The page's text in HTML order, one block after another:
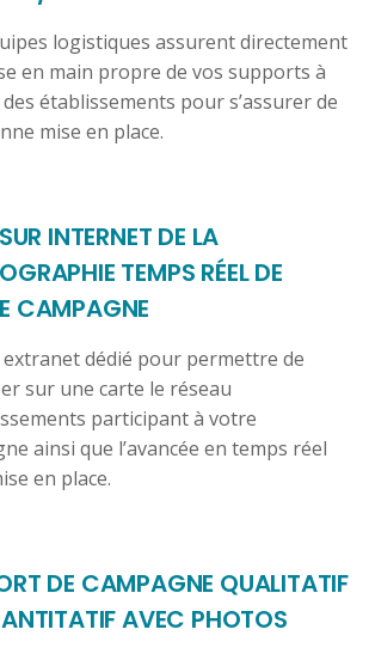
logistiques assurent directement
en main propre de vos supports à
établissements pour s’assurer de
mise en place.
INTERNET DE LA
TEMPS RÉEL DE
CAMPAGNE
extranet dédié pour permettre de
sur une carte le réseau
participant à votre
ainsi que l’avancée en temps réel
en place.
DE CAMPAGNE QUALITATIF
AVEC PHOTOS